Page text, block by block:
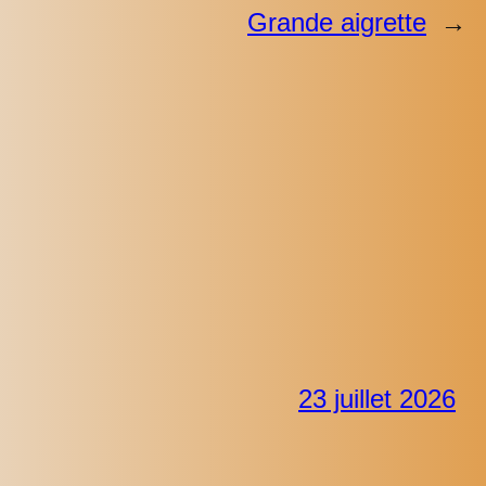
Grande aigrette →
23 juillet 2026